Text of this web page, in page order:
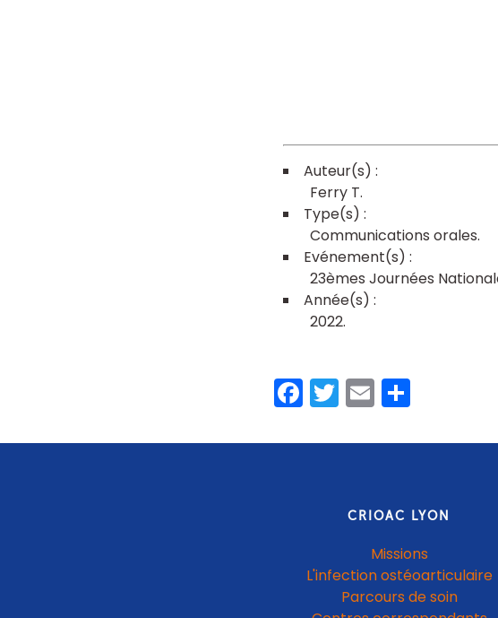
Ferry T
Communications orales
23èmes Journées
2022
Facebook
Twitter
Email
CRIOAC LYON
Missions
L'infection ostéoarticulaire
Parcours de soin